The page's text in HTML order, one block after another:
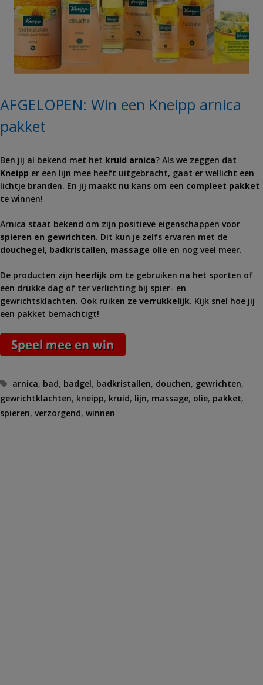
AFGELOPEN: Win een Kneipp arnica
pakket
Ben jij al bekend met het kruid arnica? Als we zeggen dat
Kneipp er een lijn mee heeft uitgebracht, gaat er wellicht een
lichtje branden. En jij maakt nu kans om een compleet pakket
te winnen!
Arnica staat bekend om zijn positieve eigenschappen voor
spieren en gewrichten. Dit kun je zelfs ervaren met de
douchegel, badkristallen, massage olie en nog veel meer.
De producten zijn heerlijk om te gebruiken na het sporten of
een drukke dag of ter verlichting bij spier- en
gewrichtsklachten. Ook ruiken ze verrukkelijk. Kijk snel hoe jij
een pakket bemachtigt!
Tags
arnica, bad, badgel, badkristallen, douchen, gewrichten,
gewrichtklachten, kneipp, kruid, lijn, massage, olie, pakket,
spieren, verzorgend, winnen